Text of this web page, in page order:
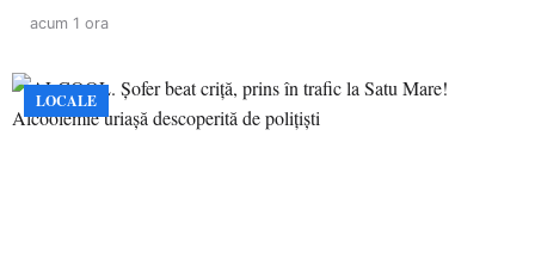
acum 1 ora
LOCALE